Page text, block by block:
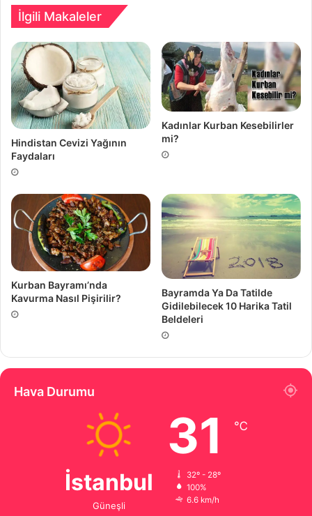
İlgili Makaleler
Hindistan Cevizi Yağının
Faydaları
Kadınlar Kurban Kesebilirler
mi?
Kurban Bayramı’nda
Kavurma Nasıl Pişirilir?
Bayramda Ya Da Tatilde
Gidilebilecek 10 Harika Tatil
Beldeleri
Hava Durumu
İstanbul
Güneşli
31 ℃
32º - 28º
100%
6.6 km/h